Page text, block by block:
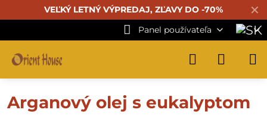
✕
VEĽKÝ LETNÝ VÝPREDAJ, ZĽAVY DO -70%
Panel používateľa
Arganový olej s eukalyptom